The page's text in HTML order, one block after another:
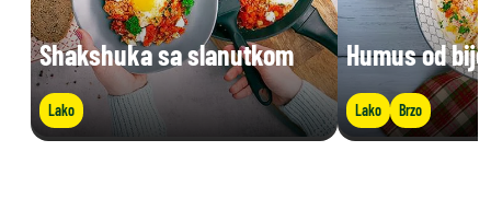
Shakshuka sa slanutkom
Lako
Humus od
Lako Brzo